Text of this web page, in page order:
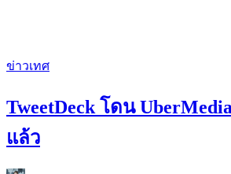
ข่าวเทศ
TweetDeck โดน
แล้ว